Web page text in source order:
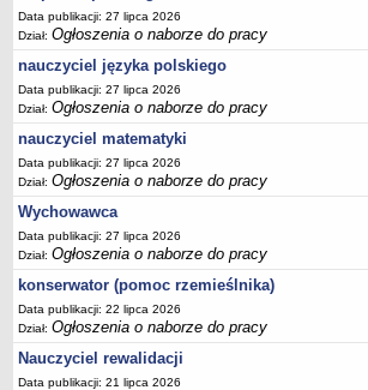
Data publikacji: 27 lipca 2026
Dział:Ogłoszenia o naborze do pracy
nauczyciel języka polskiego
Data publikacji: 27 lipca 2026
Dział:Ogłoszenia o naborze do pracy
nauczyciel matematyki
Data publikacji: 27 lipca 2026
Dział:Ogłoszenia o naborze do pracy
Wychowawca
Data publikacji: 27 lipca 2026
Dział:Ogłoszenia o naborze do pracy
konserwator (pomoc rzemieślnika)
Data publikacji: 22 lipca 2026
Dział:Ogłoszenia o naborze do pracy
Nauczyciel rewalidacji
Data publikacji: 21 lipca 2026